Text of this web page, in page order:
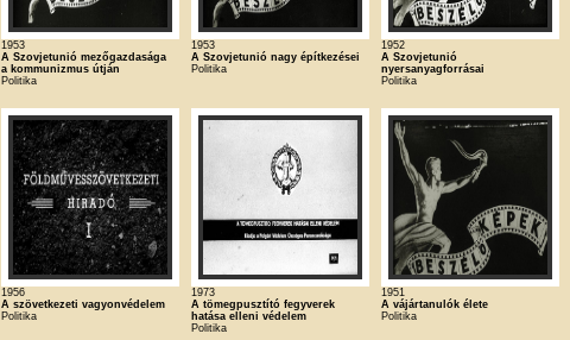
1953
A Szovjetunió mezőgazdasága
a kommunizmus útján
Politika
1953
A Szovjetunió nagy építkezései
Politika
1952
A Szovjetunió
nyersanyagforrásai
Politika
1956
A szövetkezeti vagyonvédelem
Politika
1973
A tömegpusztító fegyverek
hatása elleni védelem
Politika
1951
A vájártanulók élete
Politika